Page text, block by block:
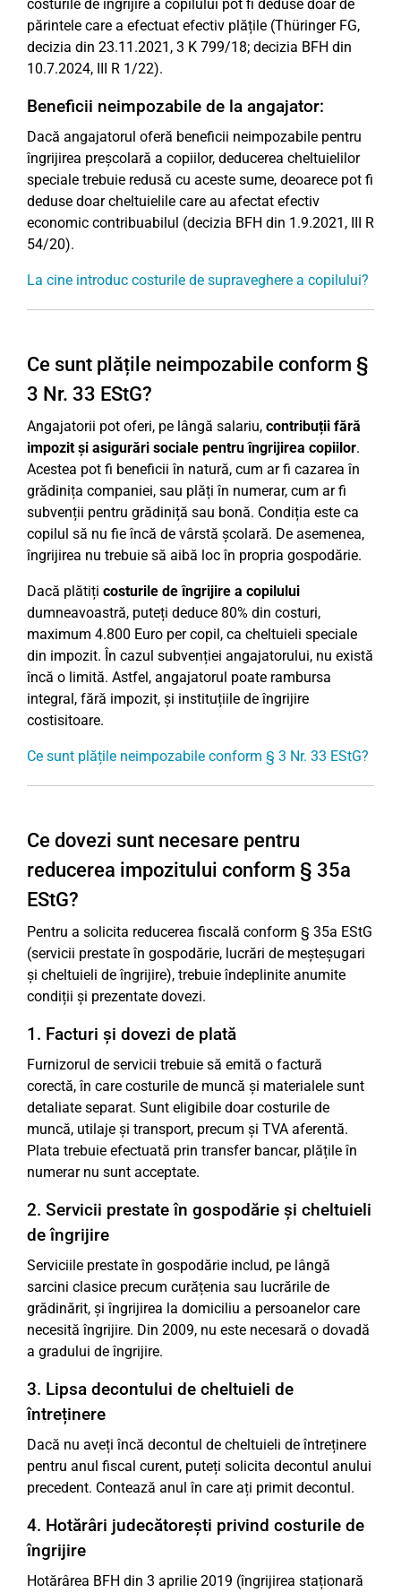
costurile de îngrijire a copilului pot fi deduse doar de
părintele care a efectuat efectiv plățile (Thüringer FG,
decizia din 23.11.2021, 3 K 799/18; decizia BFH din
10.7.2024, III R 1/22).
Beneficii neimpozabile de la angajator:
Dacă angajatorul oferă beneficii neimpozabile pentru
îngrijirea preșcolară a copiilor, deducerea cheltuielilor
speciale trebuie redusă cu aceste sume, deoarece pot fi
deduse doar cheltuielile care au afectat efectiv
economic contribuabilul (decizia BFH din 1.9.2021, III R
54/20).
La cine introduc costurile de supraveghere a copilului?
Ce sunt plățile neimpozabile conform §
3 Nr. 33 EStG?
Angajatorii pot oferi, pe lângă salariu, contribuții fără
impozit și asigurări sociale pentru îngrijirea copiilor.
Acestea pot fi beneficii în natură, cum ar fi cazarea în
grădinița companiei, sau plăți în numerar, cum ar fi
subvenții pentru grădiniță sau bonă. Condiția este ca
copilul să nu fie încă de vârstă școlară. De asemenea,
îngrijirea nu trebuie să aibă loc în propria gospodărie.
Dacă plătiți costurile de îngrijire a copilului
dumneavoastră, puteți deduce 80% din costuri,
maximum 4.800 Euro per copil, ca cheltuieli speciale
din impozit. În cazul subvenției angajatorului, nu există
încă o limită. Astfel, angajatorul poate rambursa
integral, fără impozit, și instituțiile de îngrijire
costisitoare.
Ce sunt plățile neimpozabile conform § 3 Nr. 33 EStG?
Ce dovezi sunt necesare pentru
reducerea impozitului conform § 35a
EStG?
Pentru a solicita reducerea fiscală conform § 35a EStG
(servicii prestate în gospodărie, lucrări de meșteșugari
și cheltuieli de îngrijire), trebuie îndeplinite anumite
condiții și prezentate dovezi.
1. Facturi și dovezi de plată
Furnizorul de servicii trebuie să emită o factură
corectă, în care costurile de muncă și materialele sunt
detaliate separat. Sunt eligibile doar costurile de
muncă, utilaje și transport, precum și TVA aferentă.
Plata trebuie efectuată prin transfer bancar, plățile în
numerar nu sunt acceptate.
2. Servicii prestate în gospodărie și cheltuieli
de îngrijire
Serviciile prestate în gospodărie includ, pe lângă
sarcini clasice precum curățenia sau lucrările de
grădinărit, și îngrijirea la domiciliu a persoanelor care
necesită îngrijire. Din 2009, nu este necesară o dovadă
a gradului de îngrijire.
3. Lipsa decontului de cheltuieli de
întreținere
Dacă nu aveți încă decontul de cheltuieli de întreținere
pentru anul fiscal curent, puteți solicita decontul anului
precedent. Contează anul în care ați primit decontul.
4. Hotărâri judecătorești privind costurile de
îngrijire
Hotărârea BFH din 3 aprilie 2019 (îngrijirea staționară